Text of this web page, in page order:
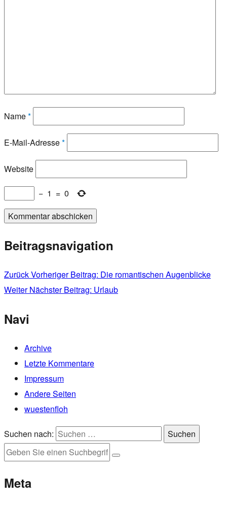
Name*
E-Mail-Adresse*
Website
− 1 = 0
Beitragsnavigation
ZurückVorheriger Beitrag: Die romantischen Augenblicke
Weiter Nächster Beitrag: Urlaub
Navi
Archive
Letzte Kommentare
Impressum
Andere Seiten
wuestenfloh
Suchen nach: Suchen
Meta